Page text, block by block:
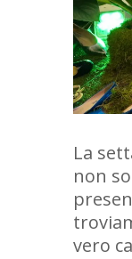
La
non
vero